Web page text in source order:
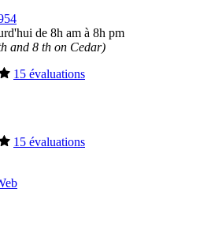
de 8h am à 8h pm
and 8 th on Cedar)
15 évaluations
15 évaluations